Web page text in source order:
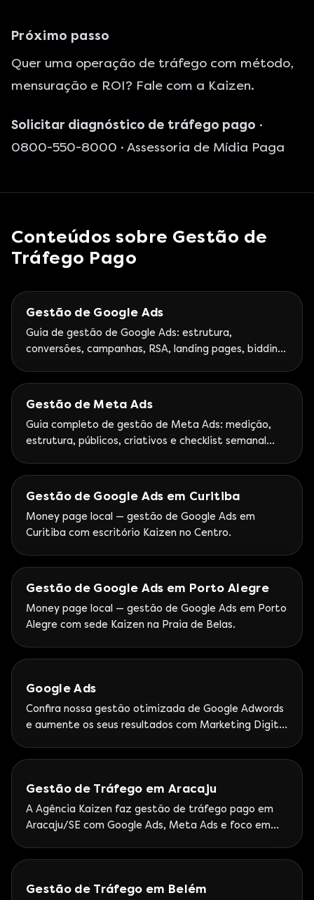
Próximo passo
Quer uma operação de tráfego com método,
mensuração e ROI? Fale com a Kaizen.
Solicitar diagnóstico de tráfego pago ·
0800-550-8000 · Assessoria de Mídia Paga
Conteúdos sobre Gestão de
Tráfego Pago
Gestão de Google Ads
Guia de gestão de Google Ads: estrutura,
conversões, campanhas, RSA, landing pages, bidding
Gestão de Meta Ads
Guia completo de gestão de Meta Ads: medição,
estrutura, públicos, criativos e checklist semanal
Gestão de Google Ads em Curitiba
Money page local — gestão de Google Ads em
Curitiba com escritório Kaizen no Centro.
Gestão de Google Ads em Porto Alegre
Money page local — gestão de Google Ads em Porto
Alegre com sede Kaizen na Praia de Belas.
Google Ads
Confira nossa gestão otimizada de Google Adwords
e aumente os seus resultados com Marketing Digital
Gestão de Tráfego em Aracaju
A Agência Kaizen faz gestão de tráfego pago em
Aracaju/SE com Google Ads, Meta Ads e foco em
governança de campanhas.
Gestão de Tráfego em Belém